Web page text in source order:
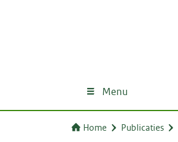
Menu
Home Publicaties